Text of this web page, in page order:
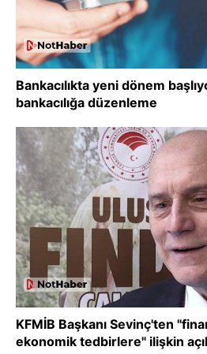
Bankacılıkta yeni dönem
bankacılığa düzenleme
KFMİB Başkanı Sevinç'ten
ekonomik tedbirlere" ilişkin